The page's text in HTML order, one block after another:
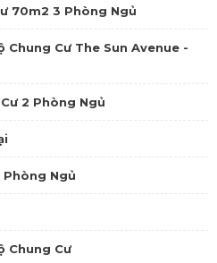
70m2 3 Phòng Ngủ
Chung Cư The Sun Avenue -
2 Phòng Ngủ
Phòng Ngủ
Chung Cư